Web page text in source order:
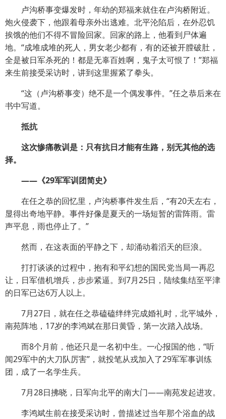
卢沟桥事变爆发时，年幼的郑福来就住在卢沟桥附近。
炮火侵袭下，他跟着母亲外出逃难。北平沦陷后，在外忍饥
挨饿的他们不得不冒险回家。回家的路上，他看到尸体遍
地。“成堆成堆的死人，男女老少都有，有的还被开膛破肚，
全是被日军杀死的！都是无辜百姓啊，鬼子太可恨了！”郑福
来生前接受采访时，讲到这里握紧了拳头。
“这（卢沟桥事变）绝不是一个偶发事件。”任之恭后来在
书中写道。
抵抗
这次惨痛教训是：只有抗日才能有生路，别无其他的选
择。
——《29军军训团简史》
在任之恭的回忆里，卢沟桥事件发生后，“有20天左右，
显得出奇地平静。事件好像是夏天的一场短暂的雷阵雨。雷
声平息，雨也停止了。”
然而，在这表面的平静之下，却涌动着滔天的巨浪。
打打谈谈的过程中，抱有和平幻想的国民党当局一再忍
让，日军借机增兵，步步紧逼。到7月25日，陆续集结至平津
的日军已达6万人以上。
7月27日，就在任之恭磕磕绊绊完成婚礼时，北平城外，
南苑阵地，17岁的李鸿斌在那日黄昏，第一次踏入战场。
而8个月前，他还只是一名初中生。一心报国的他，“听
闻29军中的大刀队厉害”，就投笔从戎加入了29军军事训练
团，成了一名学生兵。
7月28日拂晓，日军向北平的南大门——南苑发起进攻。
李鸿斌生前在接受采访时，曾描述过当年那个浴血的战